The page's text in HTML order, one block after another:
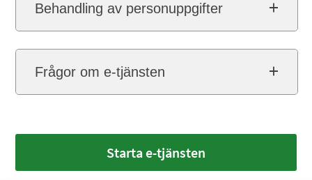
Behandling av personuppgifter
Frågor om e-tjänsten
Starta e-tjänsten